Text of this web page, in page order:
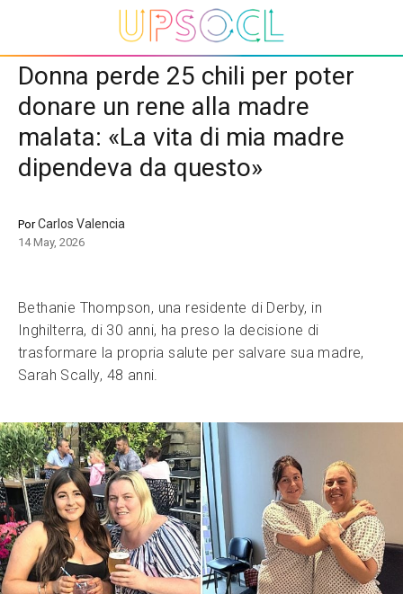
Donna perde 25 chili per poter
donare un rene alla madre
malata: «La vita di mia madre
dipendeva da questo»
PorCarlos Valencia
14 May, 2026
Bethanie Thompson, una residente di Derby, in
Inghilterra, di 30 anni, ha preso la decisione di
trasformare la propria salute per salvare sua madre,
Sarah Scally, 48 anni.